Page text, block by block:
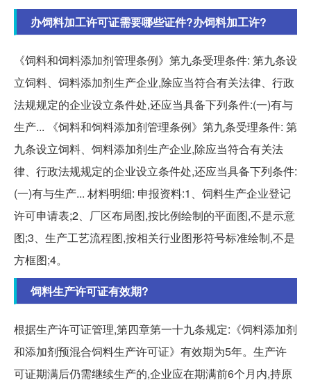
办饲料加工许可证需要哪些证件?办饲料加工许?
《饲料和饲料添加剂管理条例》第九条受理条件: 第九条设
立饲料、饲料添加剂生产企业,除应当符合有关法律、行政
法规规定的企业设立条件处,还应当具备下列条件:(一)有与
生产... 《饲料和饲料添加剂管理条例》第九条受理条件: 第
九条设立饲料、饲料添加剂生产企业,除应当符合有关法
律、行政法规规定的企业设立条件处,还应当具备下列条件:
(一)有与生产... 材料明细: 申报资料:1、饲料生产企业登记
许可申请表;2、厂区布局图,按比例绘制的平面图,不是示意
图;3、生产工艺流程图,按相关行业图形符号标准绘制,不是
方框图;4。
饲料生产许可证有效期?
根据生产许可证管理,第四章第一十九条规定:《饲料添加剂
和添加剂预混合饲料生产许可证》有效期为5年。生产许
可证期满后仍需继续生产的,企业应在期满前6个月内,持原